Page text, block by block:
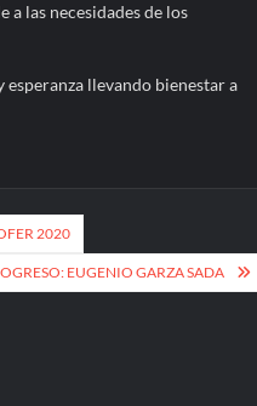
a las necesidades de los
llevando bienestar a
2020
EUGENIO GARZA SADA